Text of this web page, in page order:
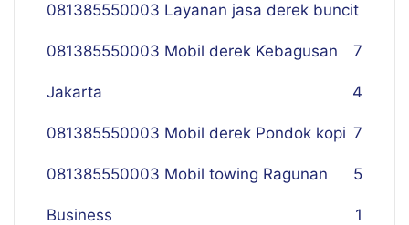
081385550003 Layanan jasa derek buncit
7
081385550003 Mobil derek Kebagusan
Jakarta 4
081385550003 Mobil derek Pondok kopi 7
081385550003 Mobil towing Ragunan 5
Business 1